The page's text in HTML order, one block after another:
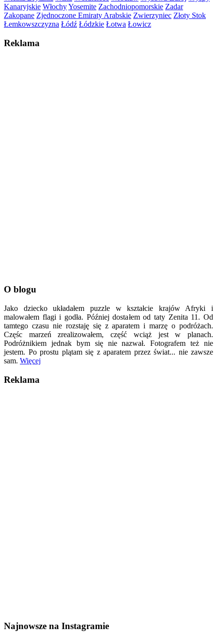
Kanaryjskie WłochyYosemite Zachodniopomorskie Zadar
Zakopane Zjednoczone Emiraty Arabskie Zwierzyniec Złoty Stok
Łemkowszczyzna Łódź Łódzkie Łotwa Łowicz
Reklama
O blogu
Jako dziecko układałem puzzle w kształcie krajów Afryki i
malowałem flagi i godła. Później dostałem od taty Zenita 11. Od
tamtego czasu nie rozstaję się z aparatem i marzę o podróżach.
Częśc marzeń zrealizowałem, część wciąż jest w planach.
Podróżnikiem jednak bym się nie nazwał. Fotografem też nie
jestem. Po prostu plątam się z aparatem przez świat... nie zawsze
sam. Więcej
Reklama
Najnowsze na Instagramie